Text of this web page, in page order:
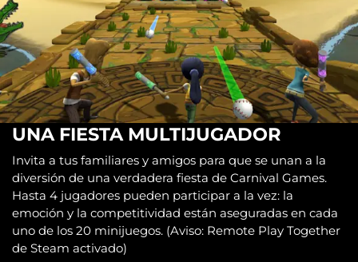
UNA FIESTA MULTIJUGADOR
Invita a tus familiares y amigos para que se unan a la
diversión de una verdadera fiesta de Carnival Games.
Hasta 4 jugadores pueden participar a la vez: la
emoción y la competitividad están aseguradas en cada
uno de los 20 minijuegos. (Aviso: Remote Play Together
de Steam activado)